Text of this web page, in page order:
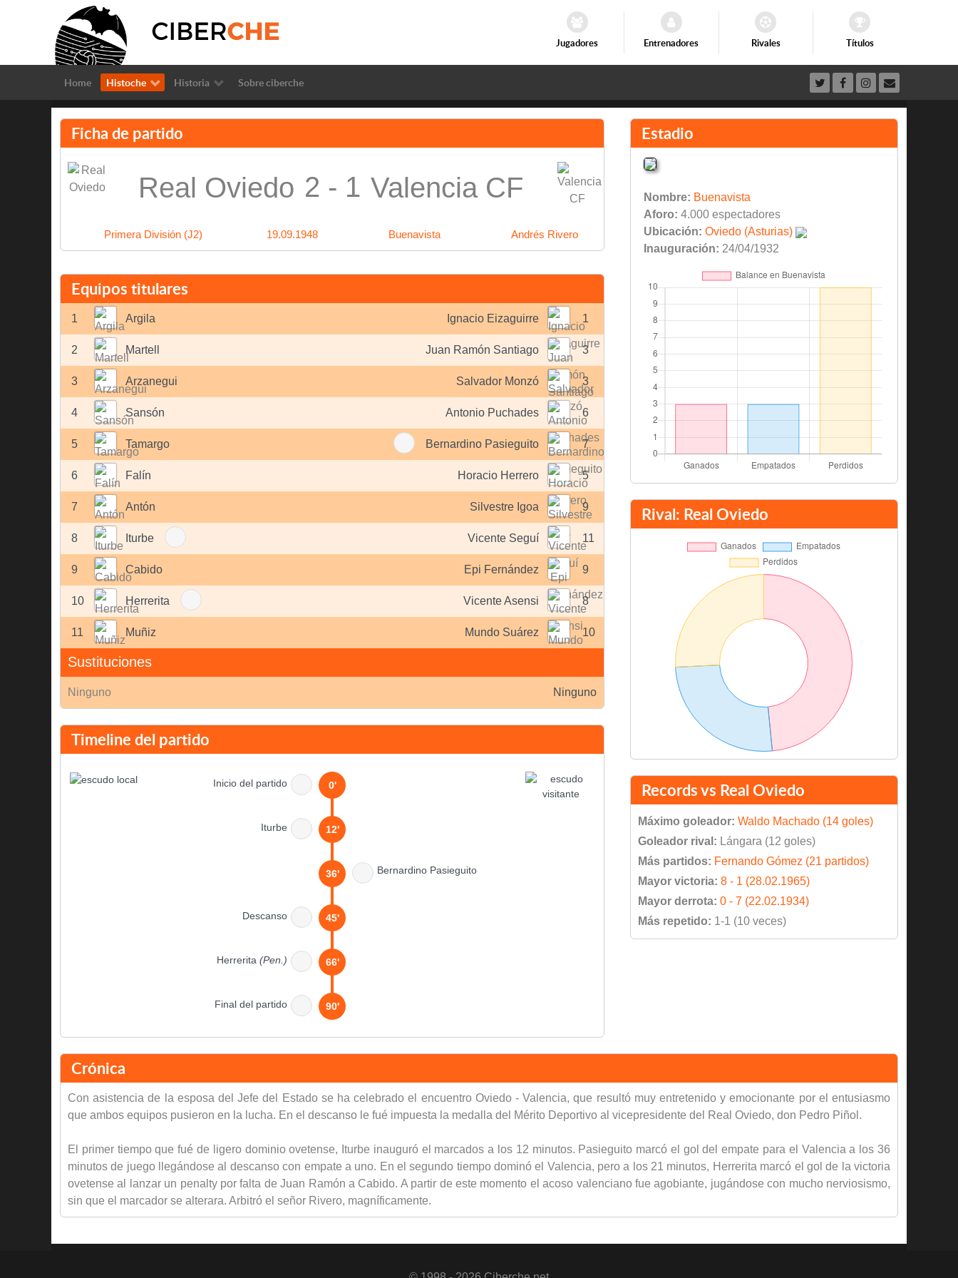
Jugadores Entrenadores Rivales Títulos
Home Histoche Historia Sobre ciberche
Ficha de partido
Real Oviedo 2 - 1 Valencia CF
Primera División (J2) 19.09.1948 Buenavista Andrés Rivero
Equipos titulares
1 Argila
2 Martell
3 Arzanegui
4 Sansón
5 Tamargo
6 Falín
7 Antón
8 Iturbe
9 Cabido
10 Herrerita
11 Muñiz
Sustituciones
Ninguno
1
Ignacio Eizaguirre
3
Juan Ramón Santiago
3
Salvador Monzó
6
Antonio Puchades
7
Bernardino Pasieguito
5
Horacio Herrero
9
Silvestre Igoa
11
Vicente Seguí
9
Epi Fernández
8
Vicente Asensi
10
Mundo Suárez
Ninguno
Timeline del partido
Inicio del partido 0'
Iturbe 12'
Bernardino Pasieguito
36'
Descanso 45'
Herrerita(Pen.) 66'
Final del partido 90'
Estadio
Nombre: Buenavista
Aforo: 4.000 espectadores
Ubicación: Oviedo (Asturias)
Inauguración: 24/04/1932
Rival: Real Oviedo
Records vs Real Oviedo
Máximo goleador: Waldo Machado (14 goles)
Goleador rival: Lángara (12 goles)
Más partidos: Fernando Gómez (21 partidos)
Mayor victoria: 8 - 1 (28.02.1965)
Mayor derrota: 0 - 7 (22.02.1934)
Más repetido: 1-1 (10 veces)
Crónica
Con asistencia de la esposa del Jefe del Estado se ha celebrado el encuentro Oviedo - Valencia, que resultó muy entretenido y emocionante por el entusiasmo
que ambos equipos pusieron en la lucha. En el descanso le fué impuesta la medalla del Mérito Deportivo al vicepresidente del Real Oviedo, don Pedro Piñol.
El primer tiempo que fué de ligero dominio ovetense, Iturbe inauguró el marcados a los 12 minutos. Pasieguito marcó el gol del empate para el Valencia a los 36
minutos de juego llegándose al descanso con empate a uno. En el segundo tiempo dominó el Valencia, pero a los 21 minutos, Herrerita marcó el gol de la victoria
ovetense al lanzar un penalty por falta de Juan Ramón a Cabido. A partir de este momento el acoso valenciano fue agobiante, jugándose con mucho nerviosismo,
sin que el marcador se alterara. Arbitró el señor Rivero, magníficamente.